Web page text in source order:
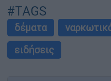
#TAGS
δέματα
ειδήσεις